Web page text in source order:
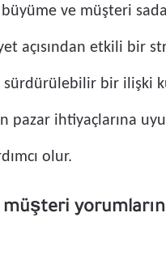
ve müşteri
açısından etkili bir
bir ilişki
pazar ihtiyaçlarına
olur.
müşteri